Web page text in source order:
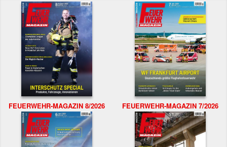
FEUERWEHR-MAGAZIN 8/2026 FEUERWEHR-MAGAZIN 7/2026